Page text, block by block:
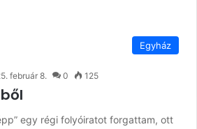
Egyház
február 8. 0 125
egy régi folyóiratot forgattam, ott